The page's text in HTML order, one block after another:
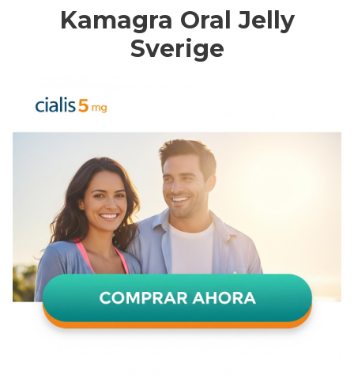
Kamagra Oral Jelly
Sverige